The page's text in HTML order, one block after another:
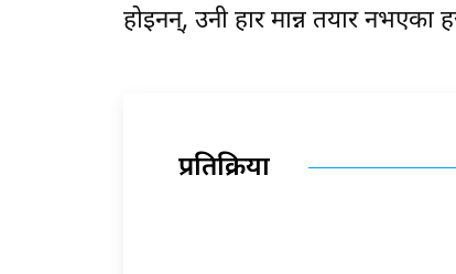
होइनन्, उनी हार मान्न तयार नभएका
प्रतिक्रिया